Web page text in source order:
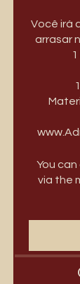
Você irá
arrasar
You
via the